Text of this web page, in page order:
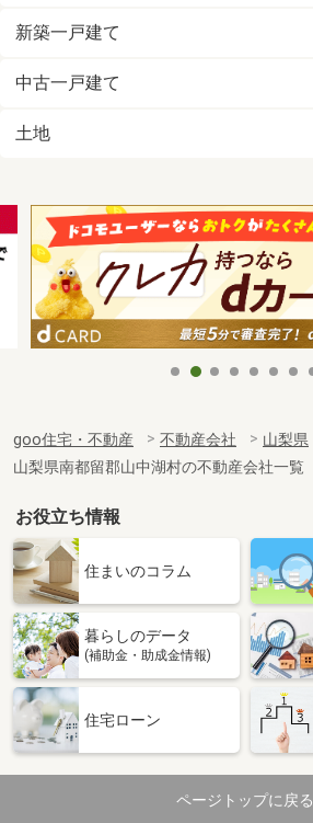
新築一戸建て
中古一戸建て
土地
goo住宅・不動産 不動産会社 山梨県
山梨県南都留郡山中湖村の不動産会社一覧
お役立ち情報
住まいのコラム
暮らしのデータ
(補助金・助成金情報)
住宅ローン
ページトップに戻る